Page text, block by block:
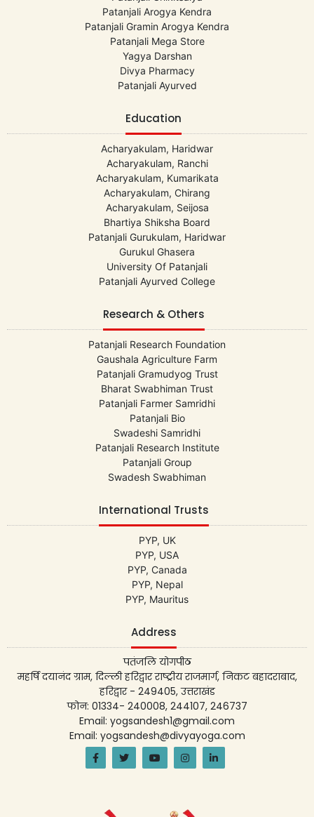
Patanjali Arogya Kendra
Patanjali Gramin Arogya Kendra
Patanjali Mega Store
Yagya Darshan
Divya Pharmacy
Patanjali Ayurved
Education
Acharyakulam, Haridwar
Acharyakulam, Ranchi
Acharyakulam, Kumarikata
Acharyakulam, Chirang
Acharyakulam, Seijosa
Bhartiya Shiksha Board
Patanjali Gurukulam, Haridwar
Gurukul Ghasera
University Of Patanjali
Patanjali Ayurved College
Research & Others
Patanjali Research Foundation
Gaushala Agriculture Farm
Patanjali Gramudyog Trust
Bharat Swabhiman Trust
Patanjali Farmer Samridhi
Patanjali Bio
Swadeshi Samridhi
Patanjali Research Institute
Patanjali Group
Swadesh Swabhiman
International Trusts
PYP, UK
PYP, USA
PYP, Canada
PYP, Nepal
PYP, Mauritus
Address
पतंजलि योगपीठ
महर्षि दयानंद ग्राम, दिल्ली हरिद्वार राष्ट्रीय राजमार्ग, निकट बहादराबाद,
हरिद्वार - 249405, उत्तराखंड
फोन: 01334- 240008, 244107, 246737
Email: yogsandesh1@gmail.com
Email: yogsandesh@divyayoga.com